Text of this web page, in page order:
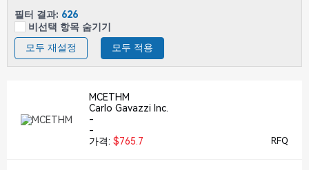
필터 결과: 626
비선택 항목 숨기기
모두 재설정
모두 적용
MCETHM
Carlo Gavazzi Inc.
-
-
가격: $765.7 RFQ